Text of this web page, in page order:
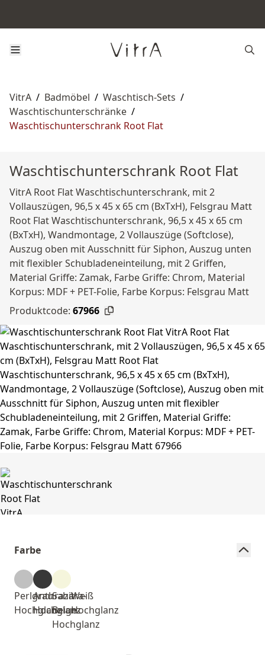
VitrA / Badmöbel / Waschtisch-Sets /
Waschtischunterschränke /
Waschtischunterschrank Root Flat
Waschtischunterschrank Root Flat
VitrA Root Flat Waschtischunterschrank, mit 2
Vollauszügen, 96,5 x 45 x 65 cm (BxTxH), Felsgrau Matt
Root Flat Waschtischunterschrank, 96,5 x 45 x 65 cm
(BxTxH), Wandmontage, 2 Vollauszüge (Softclose),
Auszug oben mit Ausschnitt für Siphon, Auszug unten
mit flexibler Schubladeneinteilung, mit 2 Griffen,
Material Griffe: Zamak, Farbe Griffe: Chrom, Material
Korpus: MDF + PET-Folie, Farbe Korpus: Felsgrau Matt
Produktcode: 67966
Farbe
Perlgrau
Hochglanz
Anthrazit
Hochglanz
Sahara-
Beige
Hochglanz
Weiß
Hochglanz